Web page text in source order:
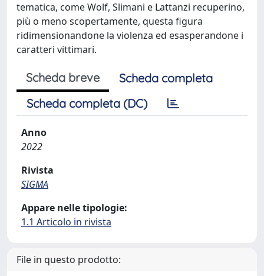
tematica, come Wolf, Slimani e Lattanzi recuperino,
più o meno scopertamente, questa figura
ridimensionandone la violenza ed esasperandone i
caratteri vittimari.
Scheda breve
Scheda completa
Scheda completa (DC)
Anno
2022
Rivista
SIGMA
Appare nelle tipologie:
1.1 Articolo in rivista
File in questo prodotto: